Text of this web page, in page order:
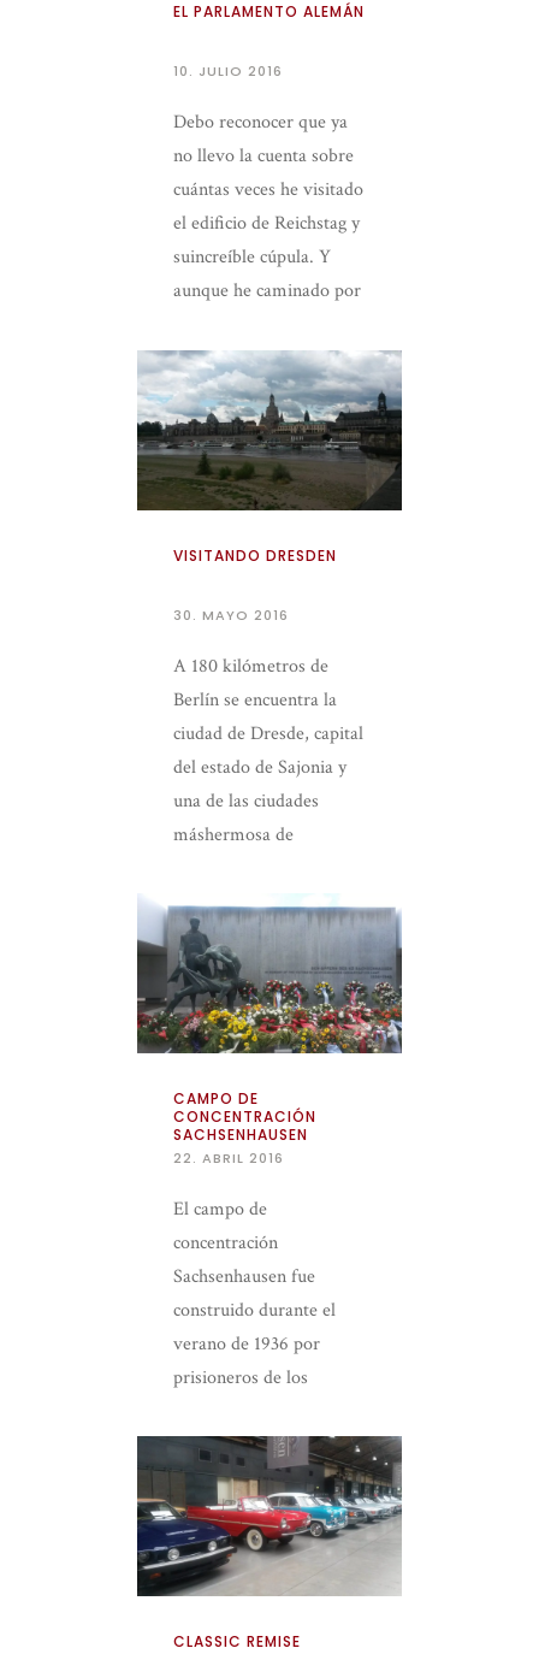
EL PARLAMENTO ALEMÁN
10. JULIO 2016
Debo reconocer que ya
no llevo la cuenta sobre
cuántas veces he visitado
el edificio de Reichstag y
suincreíble cúpula. Y
aunque he caminado por
las […]
VISITANDO DRESDEN
30. MAYO 2016
A 180 kilómetros de
Berlín se encuentra la
ciudad de Dresde, capital
del estado de Sajonia y
una de las ciudades
máshermosa de
historia que se remonta
CAMPO DE
CONCENTRACIÓN
SACHSENHAUSEN
22. ABRIL 2016
El campo de
concentración
Sachsenhausen fue
construido durante el
verano de 1936 por
prisioneros de los
el primer nuevo campo
establecido después de la
nominación […]
CLASSIC REMISE